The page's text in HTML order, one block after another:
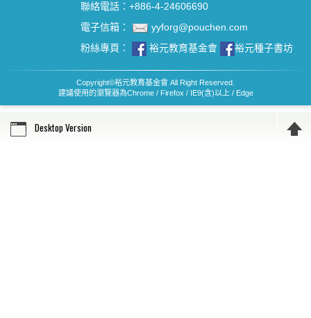
聯絡電話：+886-4-24606690
電子信箱：
yyforg@pouchen.com
粉絲專頁：
裕元教育基金會 裕元種子書坊
Copyright©裕元教育基金會 All Right Reserved.
建議使用的瀏覽器為Chrome / Firefox / IE9(含)以上 / Edge
Desktop Version